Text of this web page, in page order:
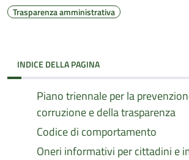
Trasparenza amministrativa
INDICE DELLA PAGINA
Piano triennale per la
corruzione e della trasparenza
Codice di comportamento
Oneri informativi per cittadini e